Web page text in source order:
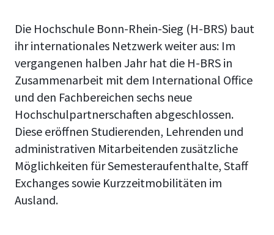
Die Hochschule Bonn-Rhein-Sieg (H-BRS) baut
ihr internationales Netzwerk weiter aus: Im
vergangenen halben Jahr hat die H-BRS in
Zusammenarbeit mit dem International Office
und den Fachbereichen sechs neue
Hochschulpartnerschaften abgeschlossen.
Diese eröffnen Studierenden, Lehrenden und
administrativen Mitarbeitenden zusätzliche
Möglichkeiten für Semesteraufenthalte, Staff
Exchanges sowie Kurzzeitmobilitäten im
Ausland.